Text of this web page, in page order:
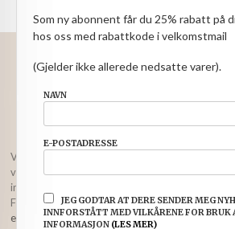
Valuta
FRAKT
Vår nettbutikk bruker cookies slik at du får en
vi kan yte deg bedre service. Vi bruker cookies
innloggingsdetaljer og huske hva du har puttet i
Fortsett å bruke siden som normalt om du
endre innstillinger for cookies.
Som ny abonnent får du 25% rabatt på
hos oss med rabattkode i velkomstmail
(Gjelder ikke allerede nedsatte varer).
NAVN
E-POSTADRESSE
JEG GODTAR AT DERE SENDER MEG
INNFORSTÅTT MED VILKÅRENE FOR BRUK
INFORMASJON (LES MER)